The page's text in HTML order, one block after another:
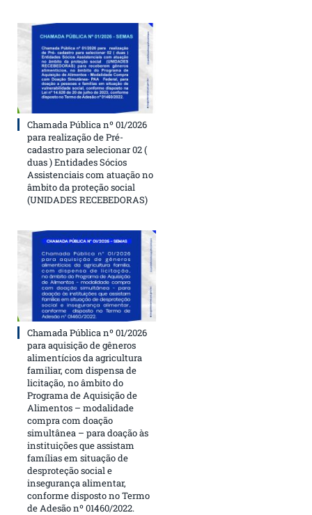
Chamada Pública nº 01/2026
para realização de Pré-
cadastro para selecionar 02 (
duas ) Entidades Sócios
Assistenciais com atuação no
âmbito da proteção social
(UNIDADES RECEBEDORAS)
Chamada Pública nº 01/2026
para aquisição de gêneros
alimentícios da agricultura
familiar, com dispensa de
licitação, no âmbito do
Programa de Aquisição de
Alimentos – modalidade
compra com doação
simultânea – para doação às
instituições que assistam
famílias em situação de
desproteção social e
insegurança alimentar,
conforme disposto no Termo
de Adesão nº 01460/2022.